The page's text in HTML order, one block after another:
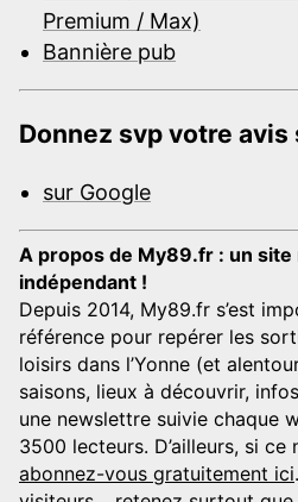
Premium / Max)
Bannière pub
Donnez svp votre
sur Google
A propos de My89.fr : un
indépendant !
Depuis 2014, My89.fr s’est
référence pour repérer les
loisirs dans l’Yonne (et
saisons, lieux à découvrir,
une newslettre suivie chaque
3500 lecteurs. D’ailleurs, si ce
abonnez-vous gratuitement ici